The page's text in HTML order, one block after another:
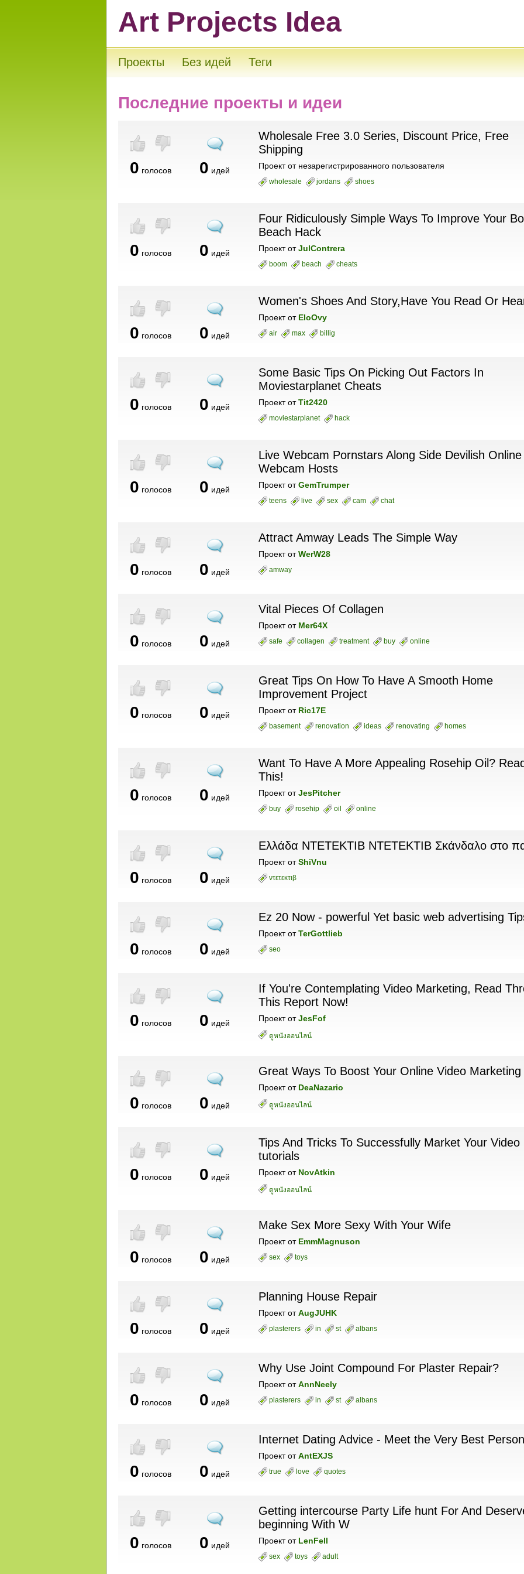
Art Projects Idea
Проекты Без идей Теги
Последние проекты и идеи
0 голосов 0 идей
Wholesale Free 3.0 Series, Discount Price, Free
Shipping
Проект от незарегистрированного пользователя
wholesale jordans shoes
0 голосов 0 идей
Four Ridiculously Simple Ways To Improve Your
Beach Hack
Проект отJulContrera
boom beach cheats
0 голосов 0 идей
Women's Shoes And Story,Have You Read Or
Проект от EloOvy
air max billig
0 голосов 0 идей
Some Basic Tips On Picking Out Factors In
Moviestarplanet Cheats
Проект отTit2420
moviestarplanet hack
0 голосов 0 идей
Live Webcam Pornstars Along Side Devilish Online
Webcam Hosts
Проект отGemTrumper
teens live sex cam chat
0 голосов 0 идей
Attract Amway Leads The Simple Way
Проект отWerW28
amway
0 голосов 0 идей
Vital Pieces Of Collagen
Проект от Mer64X
safe collagen treatment buy online
0 голосов 0 идей
Great Tips On How To Have A Smooth Home
Improvement Project
Проект от Ric17E
basement renovation ideas renovating homes
0 голосов 0 идей
Want To Have A More Appealing Rosehip Oil?
This!
Проект отJesPitcher
buy rosehip oil online
0 голосов 0 идей
Ελλάδα ΝΤΕΤΕΚΤΙΒ NTETEKTIB Σκάνδαλο στο
Проект отShiVnu
ντετεκτιβ
0 голосов 0 идей
Ez 20 Now - powerful Yet basic web advertising
Проект отTerGottlieb
seo
0 голосов 0 идей
If You're Contemplating Video Marketing, Read
This Report Now!
Проект отJesFof
ดูหนังออนไลน์
0 голосов 0 идей
Great Ways To Boost Your Online Video Marketing
Проект от DeaNazario
ดูหนังออนไลน์
0 голосов 0 идей
Tips And Tricks To Successfully Market Your Video
tutorials
Проект от NovAtkin
ดูหนังออนไลน์
0 голосов 0 идей
Make Sex More Sexy With Your Wife
Проект от EmmMagnuson
sex toys
0 голосов 0 идей
Planning House Repair
Проект отAugJUHK
plasterers in st albans
0 голосов 0 идей
Why Use Joint Compound For Plaster Repair?
Проект отAnnNeely
plasterers in st albans
0 голосов 0 идей
Internet Dating Advice - Meet the Very Best Person
Проект отAntEXJS
true love quotes
0 голосов 0 идей
Getting intercourse Party Life hunt For And
beginning With W
Проект от LenFell
sex toys adult